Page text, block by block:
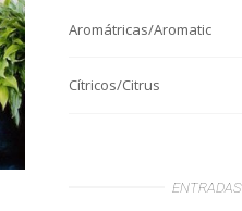
Aromátricas/Aromatic
Cítricos/Citrus
ENTRADAS